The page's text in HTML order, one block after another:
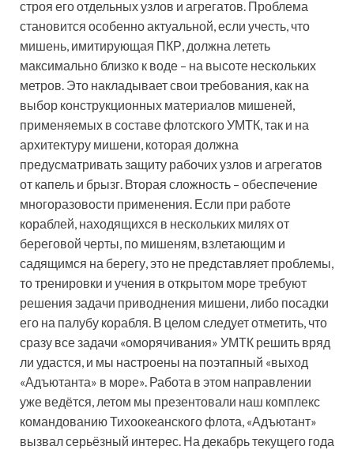
строя его отдельных узлов и агрегатов. Проблема
становится особенно актуальной, если учесть, что
мишень, имитирующая ПКР, должна лететь
максимально близко к воде – на высоте нескольких
метров. Это накладывает свои требования, как на
выбор конструкционных материалов мишеней,
применяемых в составе флотского УМТК, так и на
архитектуру мишени, которая должна
предусматривать защиту рабочих узлов и агрегатов
от капель и брызг. Вторая сложность – обеспечение
многоразовости применения. Если при работе
кораблей, находящихся в нескольких милях от
береговой черты, по мишеням, взлетающим и
садящимся на берегу, это не представляет проблемы,
то тренировки и учения в открытом море требуют
решения задачи приводнения мишени, либо посадки
его на палубу корабля. В целом следует отметить, что
сразу все задачи «оморячивания» УМТК решить вряд
ли удастся, и мы настроены на поэтапный «выход
«Адъютанта» в море». Работа в этом направлении
уже ведётся, летом мы презентовали наш комплекс
командованию Тихоокеанского флота, «Адъютант»
вызвал серьёзный интерес. На декабрь текущего года